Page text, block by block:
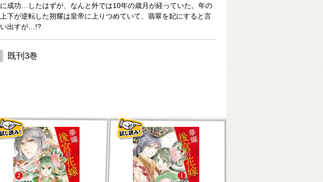
に成功…したはずが、なんと外では10年の歳月が経っていた。年の
上下が逆転した朔耀は皇帝に上りつめていて、翡翠を妃にすると言
い出すが…!?
既刊3巻